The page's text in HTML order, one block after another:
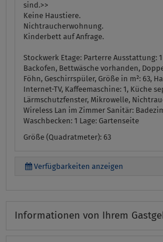
sind.>>
Keine Haustiere.
Nichtraucherwohnung.
Kinderbett auf Anfrage.
Stockwerk Etage: Parterre Ausstattung:
Backofen, Bettwäsche vorhanden,
Föhn, Geschirrspüler, Größe in m²: 63,
Internet-TV, Kaffeemaschine: 1, Küche
Lärmschutzfenster, Mikrowelle,
Wireless Lan im Zimmer Sanitär:
Waschbecken: 1 Lage: Gartenseite
Größe (Quadratmeter): 63
Verfügbarkeiten anzeigen
Informationen von Ihrem